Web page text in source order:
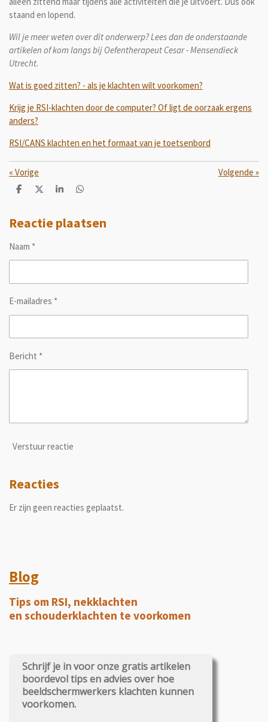
staand en lopend.
Wil je meer weten over dit onderwerp? Lees dan de onderstaande
artikelen of kom langs bij Oefentherapeut Cesar - Mensendieck
Utrecht.
Wat is goed zitten? - als je klachten wilt voorkomen?
Krijg je RSI-klachten door de computer? Of ligt de oorzaak ergens
anders?
RSI/CANS klachten en het formaat van je toetsenbord
« Vorige Volgende »
D
e
n
D
l
S
r
e
D
e
n
Reactie plaatsen
Naam *
E-mailadres *
Bericht *
Verstuur reactie
Reacties
Er zijn geen reacties geplaatst.
Blog
Tips om RSI, nekklachten
en schouderklachten te voorkomen
Schrijf je in voor onze gratis artikelen
boordevol tips en advies over hoe
beeldschermwerkers klachten kunnen
voorkomen.